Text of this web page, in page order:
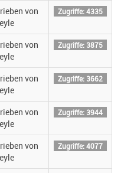
von
Zugriffe: 4335
von
Zugriffe: 3875
von
Zugriffe: 3662
von
Zugriffe: 3944
von
Zugriffe: 4077